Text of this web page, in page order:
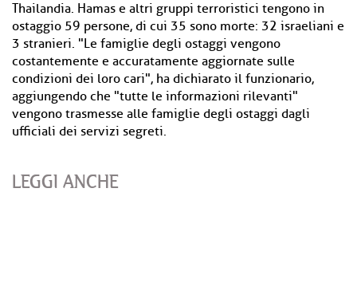
Thailandia. Hamas e altri gruppi terroristici tengono in
ostaggio 59 persone, di cui 35 sono morte: 32 israeliani e
3 stranieri. "Le famiglie degli ostaggi vengono
costantemente e accuratamente aggiornate sulle
condizioni dei loro cari", ha dichiarato il funzionario,
aggiungendo che "tutte le informazioni rilevanti"
vengono trasmesse alle famiglie degli ostaggi dagli
ufficiali dei servizi segreti.
LEGGI ANCHE